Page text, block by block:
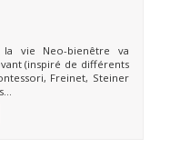
vie Neo-bienêtre va
(inspiré de différents
Freinet, Steiner